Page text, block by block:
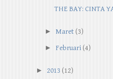
THE BAY: CINTA
► Maret (3)
► Februari (4)
► 2013 (12)